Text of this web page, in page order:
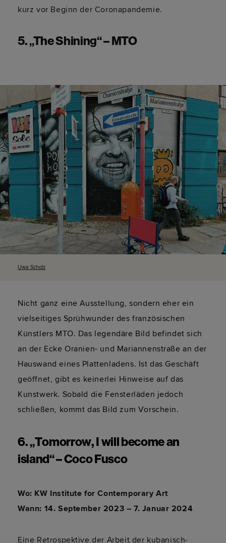
kurz vor Beginn der Coronapandemie.
5. „The Shining“ – MTO
Uwa Scholz
Nicht ganz eine Ausstellung, sondern eher ein
vielseitiges Sprühwunder des französischen
Künstlers MTO. Das legendäre Bild befindet sich
an der Ecke Oranien- und Mariannenstraße an der
Hauswand eines Plattenladens. Ist das Geschäft
geöffnet, gibt es keinerlei Hinweise auf das
Kunstwerk. Sobald die Fensterläden jedoch
schließen, kommt das Bild zum Vorschein.
6. „Tomorrow, I will become an
island“ – Coco Fusco
Wo: KW Institute for Contemporary Art
Wann: 14. September 2023 – 7. Januar 2024
Eine Retrospektive der Arbeit der kubanisch-